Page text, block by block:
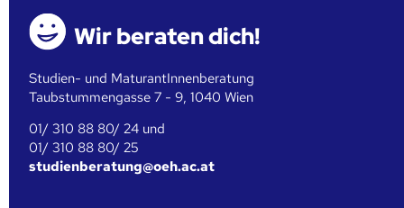
Wir beraten dich!
Studien- und MaturantInnenberatung
Taubstummengasse 7 - 9, 1040 Wien
01/ 310 88 80/ 24 und
01/ 310 88 80/ 25
studienberatung@oeh.ac.at